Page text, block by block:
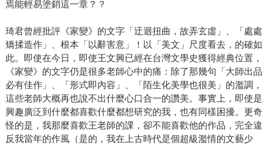
焉能輕易塗銷這一章？？
琦君曾經批評《家變》的文字「迂迴扭曲，故弄玄虛」、「處處
矯揉造作」、根本「以辭害意」！以「美文」尺度看去，的確如
此。即使在今日，即使王文興已經在台灣文學史獲得經典位置，
《家變》的文字仍是很多老師心中的痛：除了那幾句「大師出品
必有佳作」、「形式即內容」、「陌生化美學也很美」的濫調，
這些老師大概再也說不出什麼心口合一的讚美。事實上，即使是
興趣廣泛到什麼都喜歡什麼都想研究的我，也有同樣困擾。更奇
怪的是，我那麼喜歡王老師的課，卻不能喜歡他的作品，完全違
反我當年的作風（是的，我在上古時代是個超級濫情的文藝少